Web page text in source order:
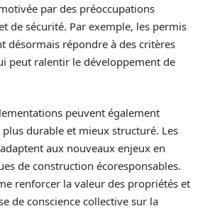
par des préoccupations
de sécurité. Par exemple, les permis
désormais répondre à des critères
peut ralentir le développement de
peuvent également
durable et mieux structuré. Les
aux nouveaux enjeux en
de construction écoresponsables.
renforcer la valeur des propriétés et
de conscience collective sur la